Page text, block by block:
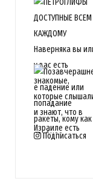
Подписаться